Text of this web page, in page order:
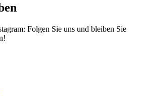
Folgen Sie uns und bleiben Sie